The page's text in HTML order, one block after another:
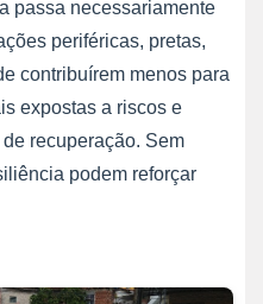
passa necessariamente
periféricas, pretas,
contribuírem menos para
expostas a riscos e
recuperação. Sem
podem reforçar